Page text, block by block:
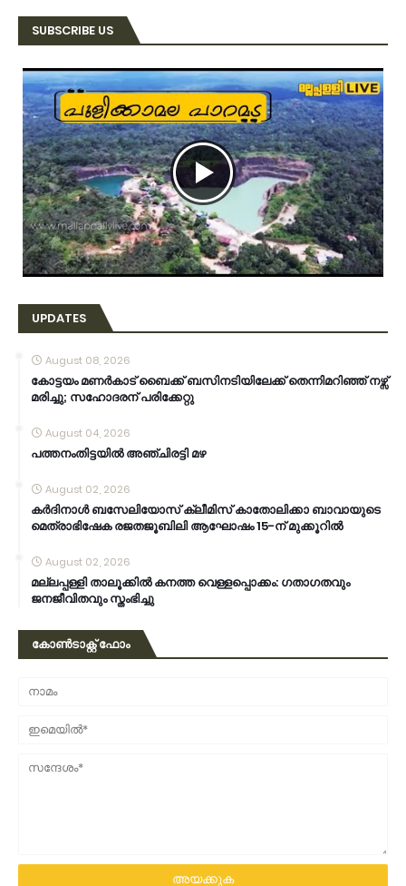
SUBSCRIBE US
UPDATES
August 08, 2026
കോട്ടയം മണർകാട് ബൈക്ക് ബസിനടിയിലേക്ക് തെന്നിമറിഞ്ഞ് നഴ്സ്
മരിച്ചു; സഹോദരന് പരിക്കേറ്റു
August 04, 2026
പത്തനംതിട്ടയിൽ അഞ്ചിരട്ടി മഴ
August 02, 2026
കര്‍ദിനാള്‍ ബസേലിയോസ് ക്ലീമിസ് കാതോലിക്കാ ബാവായുടെ
മെത്രാഭിഷേക രജതജൂബിലി ആഘോഷം 15-ന് മുക്കൂറില്‍
August 02, 2026
മല്ലപ്പള്ളി താലൂക്കിൽ കനത്ത വെള്ളപ്പൊക്കം: ഗതാഗതവും
ജനജീവിതവും സ്തംഭിച്ചു
കോൺടാക്റ്റ് ഫോം